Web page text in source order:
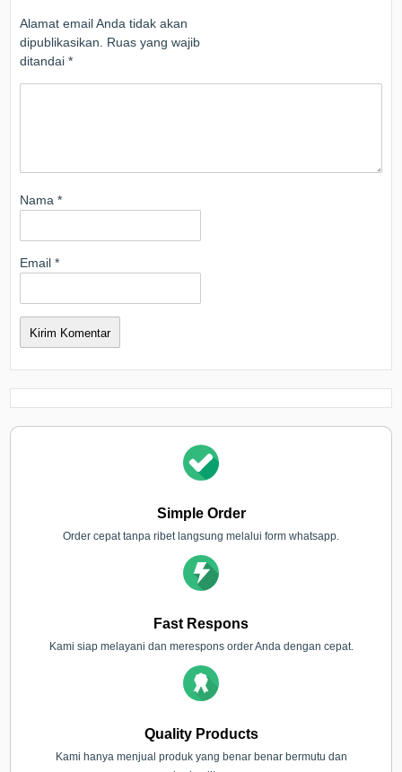
Alamat email Anda tidak akan
dipublikasikan.
Ruas yang wajib
ditandai*
Nama*
Email*
Simple Order
Order cepat tanpa ribet langsung melalui form whatsapp.
Fast Respons
Kami siap melayani dan merespons order Anda dengan cepat.
Quality Products
Kami hanya menjual produk yang benar benar bermutu dan